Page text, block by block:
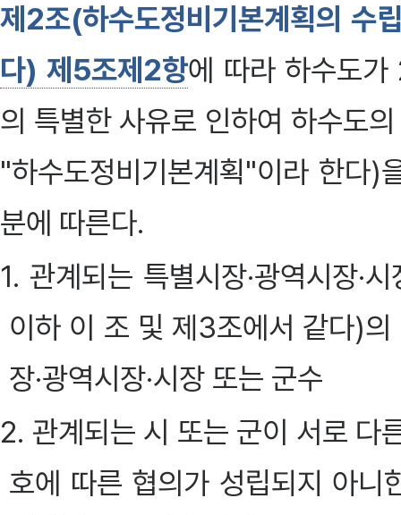
제2조(하수도정비기본계획의 수
다) 제5조제2항에 따라 하수도
의 특별한 사유로 인하여 하수도
"하수도정비기본계획"이라 한다
분에 따른다.
1. 관계되는 특별시장·광역시장·
이하 이 조 및 제3조에서 같다)
장·광역시장·시장 또는 군수
2. 관계되는 시 또는 군이 서로 다
호에 따른 협의가 성립되지 아